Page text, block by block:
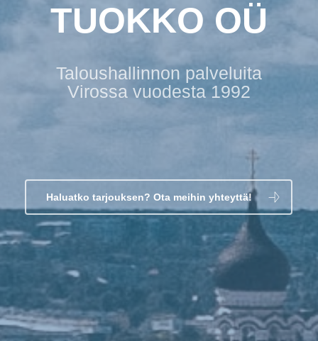
TUOKKO OÜ
Taloushallinnon palveluita
Virossa vuodesta 1992
Haluatko tarjouksen? Ota meihin yhteyttä!